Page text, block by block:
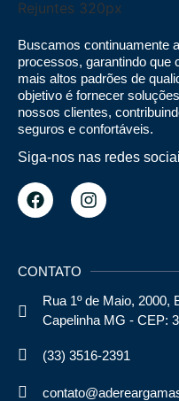
Buscamos continuamente
processos, garantindo que
mais altos padrões de
objetivo é fornecer
nossos clientes,
seguros e confortáveis.
Siga-nos nas redes
CONTATO
Rua 1º de Maio, 2000,
Capelinha MG - CEP:
(33) 3516-2391